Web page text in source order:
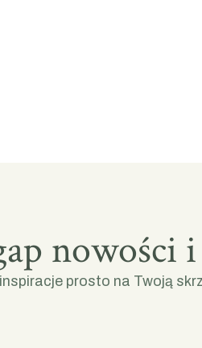
nowości
prosto na Twoją